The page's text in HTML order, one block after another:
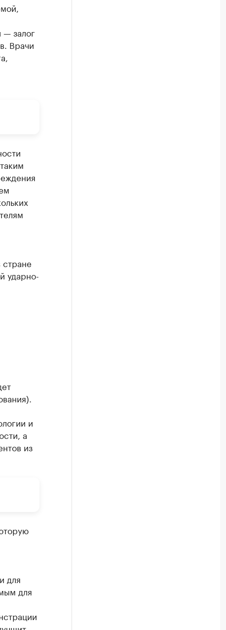
— залог
Врачи
ударно-
и
а
из
для
для